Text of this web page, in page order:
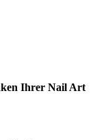
Ihrer Nail Art